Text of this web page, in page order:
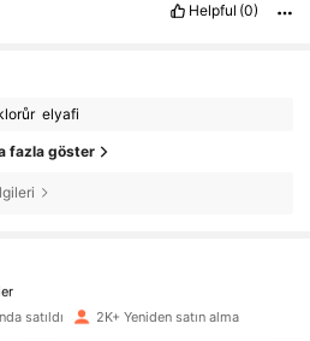
Helpful (0)
elyafi
fazla göster
'i takip etti
satıldı 2K+ Yeniden satın alma